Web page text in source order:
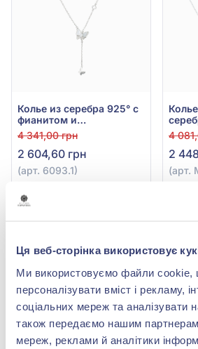
Ця веб-сторінка використовує
Ми використовуємо файли cookie,
персоналізувати вміст і рекламу,
соціальних мереж та аналізувати
також передаємо нашим партнерам
мереж, реклами й аналітики
Колье из серебра 925° с
фианитом и
перламутром, арт. 6093.1
4 341,00 грн
2 604,60 грн
(арт. 6093.1)
4
2
(арт.